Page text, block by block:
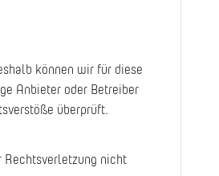
können wir für diese
Anbieter oder Betreiber
überprüft.
Rechtsverletzung nicht